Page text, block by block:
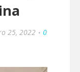
25, 2022
0